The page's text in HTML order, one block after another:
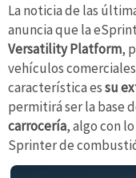
La noticia de las
anuncia que la
Versatility Platform,
vehículos
característica essu
permitirá ser la base
carrocería, algo con
Sprinter de